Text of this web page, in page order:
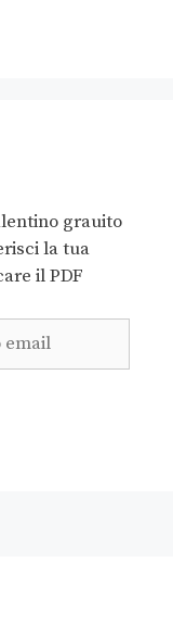
grauito
la tua
il PDF